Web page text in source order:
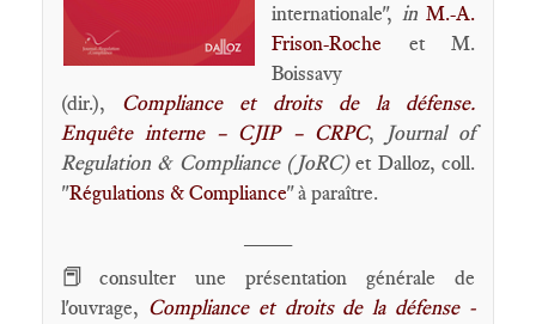
internationale", in M.-A.
Frison-Roche et M.
Boissavy
(dir.), Compliance et droits de la défense.
Enquête interne – CJIP – CRPC,
Journal of
Regulation & Compliance (JoRC)et Dalloz, coll.
"Régulations & Compliance" à paraître.
📕 consulter une présentation générale de
l'ouvrage, Compliance et droits de la défense -